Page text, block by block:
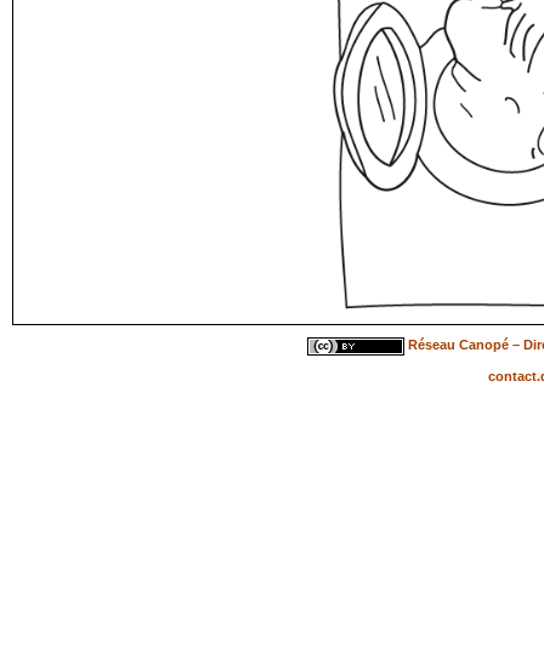
Réseau Canopé –